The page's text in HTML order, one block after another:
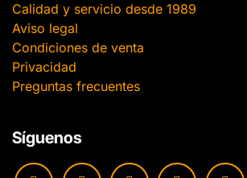
Calidad y servicio desde 1989
Aviso legal
Condiciones de venta
Privacidad
Preguntas frecuentes
Síguenos